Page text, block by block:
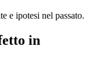
e ipotesi nel passato.
in